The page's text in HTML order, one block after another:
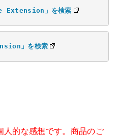
」を検索
」を検索
的な感想です。商品のご